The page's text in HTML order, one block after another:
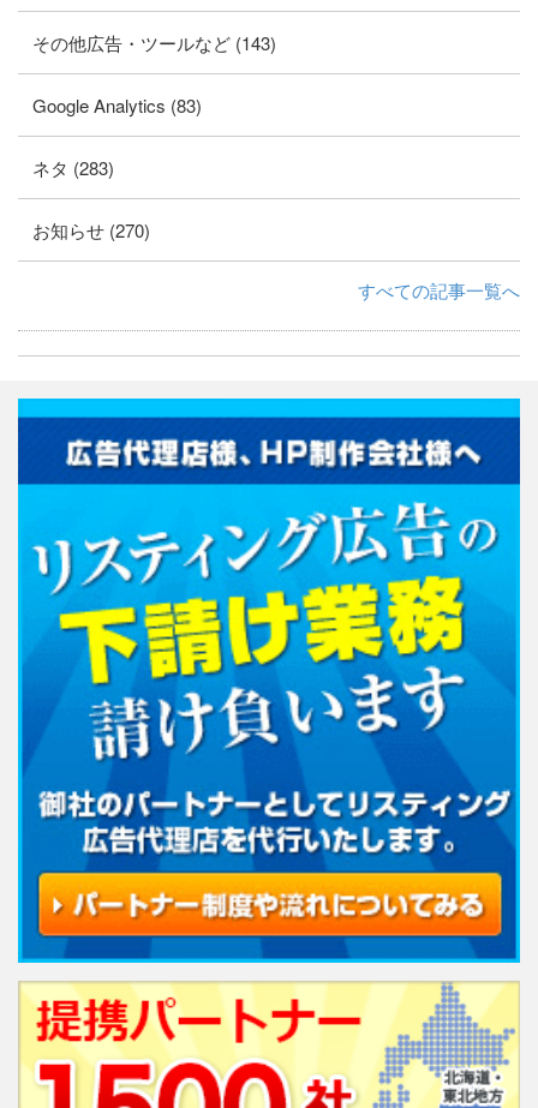
その他広告・ツールなど (143)
Google Analytics (83)
ネタ (283)
お知らせ (270)
すべての記事一覧へ